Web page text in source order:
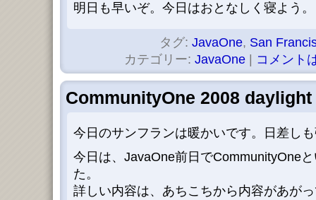
明日も早いぞ。今日はおとなしく寝よう。
タグ: JavaOne, San
カテゴリー: JavaOne コメント
CommunityOne 2008 daylight
今日のサンフランは暖かいです。日差し
今日は、JavaOne前日でCommunityOne
た。
詳しい内容は、あちこちから内容があが